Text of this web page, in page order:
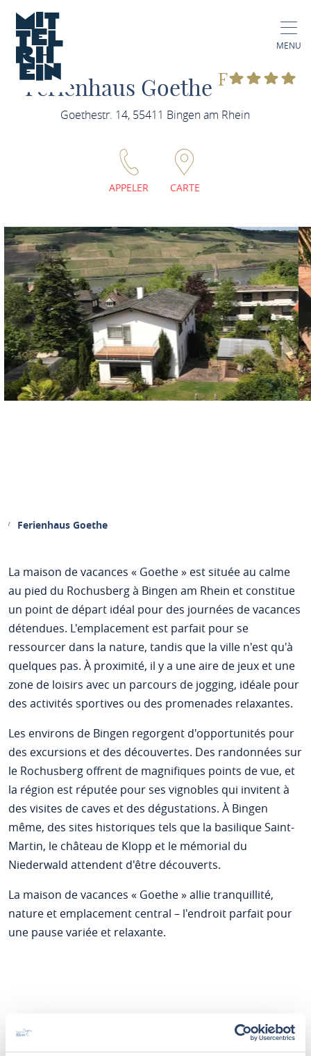
MENU
Ferienhaus Goethe F
Goethestr. 14, 55411 Bingen am Rhein
APPELER CARTE
Ferienhaus Goethe
La maison de vacances « Goethe » est située au calme
au pied du Rochusberg à Bingen am Rhein et constitue
un point de départ idéal pour des journées de vacances
détendues. L'emplacement est parfait pour se
ressourcer dans la nature, tandis que la ville n'est qu'à
quelques pas. À proximité, il y a une aire de jeux et une
zone de loisirs avec un parcours de jogging, idéale pour
des activités sportives ou des promenades relaxantes.
Les environs de Bingen regorgent d'opportunités pour
des excursions et des découvertes. Des randonnées sur
le Rochusberg offrent de magnifiques points de vue, et
la région est réputée pour ses vignobles qui invitent à
des visites de caves et des dégustations. À Bingen
même, des sites historiques tels que la basilique Saint-
Martin, le château de Klopp et le mémorial du
Niederwald attendent d'être découverts.
La maison de vacances « Goethe » allie tranquillité,
nature et emplacement central – l'endroit parfait pour
une pause variée et relaxante.